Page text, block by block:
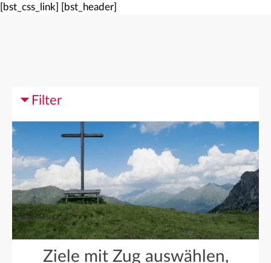
[bst_css_link] [bst_header]
Filter
Ziele mit Zug auswählen,